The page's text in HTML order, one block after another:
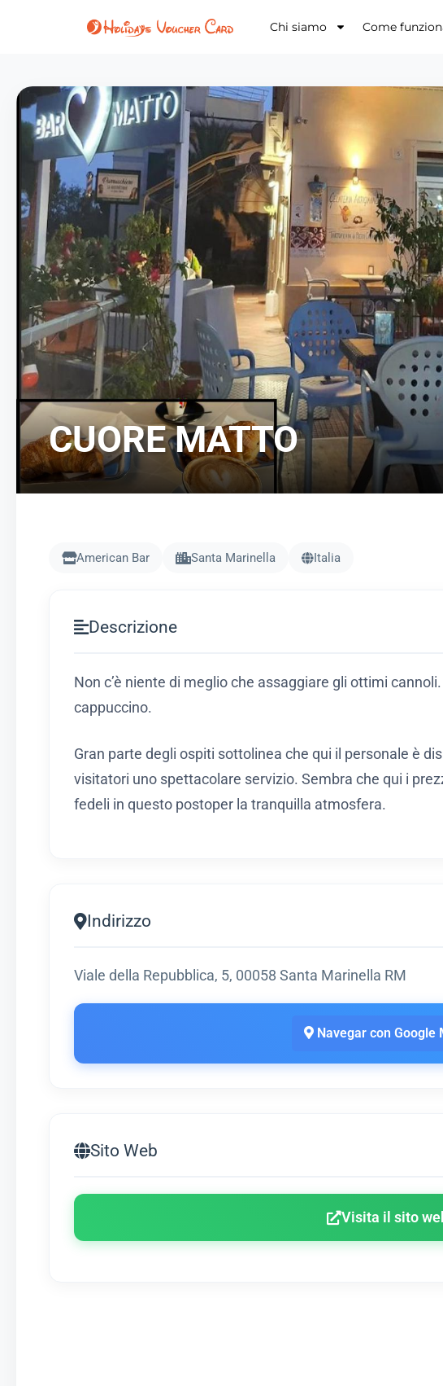
Chi siamo Come
CUORE MATTO
American Bar Santa Marinella Italia
Descrizione
Non c’è niente di meglio che assaggiare gli ottimi
cappuccino.
Gran parte degli ospiti sottolinea che qui il personale è
visitatori uno spettacolare servizio. Sembra che qui i
fedeli in questo postoper la tranquilla atmosfera.
Indirizzo
Viale della Repubblica, 5, 00058 Santa Marinella RM
Navegar con Google
Sito Web
Visita il sito